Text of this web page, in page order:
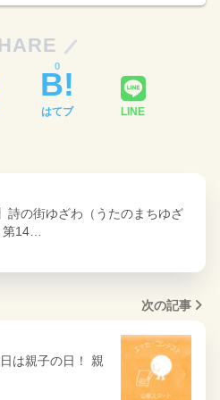
はてブ
0
LINE
詩の街ゆざわ（うたのまちゆざ
14…
次の記事
は親子の日！ 親